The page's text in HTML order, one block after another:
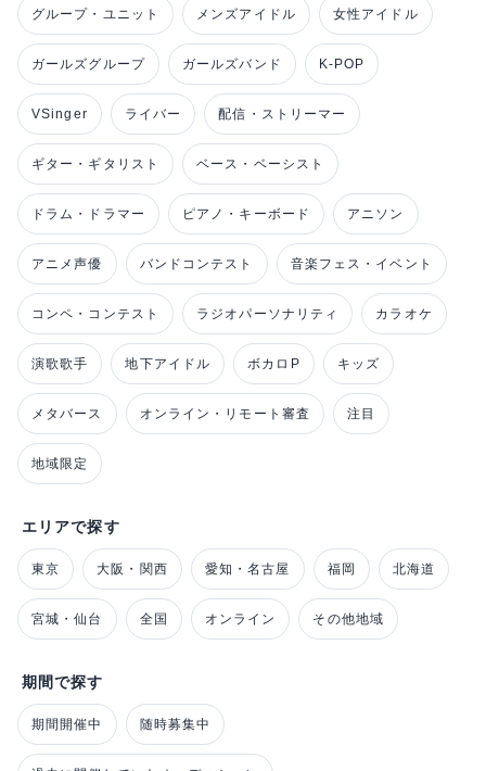
グループ・ユニット メンズアイドル 女性アイドル
ガールズグループ ガールズバンド K-POP
VSinger ライバー 配信・ストリーマー
ギター・ギタリスト ベース・ベーシスト
ドラム・ドラマー ピアノ・キーボード アニソン
アニメ声優 バンドコンテスト 音楽フェス・イベント
コンペ・コンテスト ラジオパーソナリティ カラオケ
演歌歌手 地下アイドル ボカロP キッズ
メタバース オンライン・リモート審査 注目
地域限定
エリアで探す
東京 大阪・関西 愛知・名古屋 福岡 北海道
宮城・仙台 全国 オンライン その他地域
期間で探す
期間開催中 随時募集中